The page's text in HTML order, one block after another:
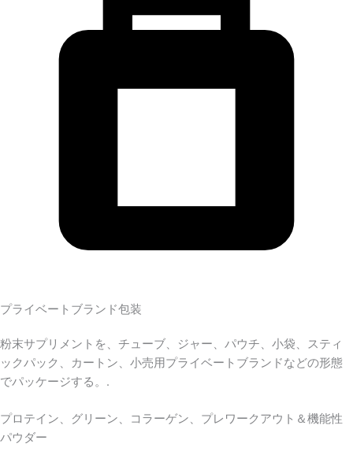
プライベートブランド包装
粉末サプリメントを、チューブ、ジャー、パウチ、小袋、スティ
ックパック、カートン、小売用プライベートブランドなどの形態
でパッケージする。.
プロテイン、グリーン、コラーゲン、プレワークアウト＆機能性
パウダー